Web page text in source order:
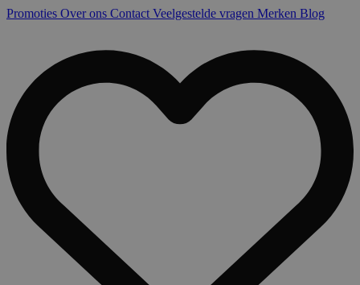
Promoties Over ons Contact Veelgestelde vragen Merken Blog